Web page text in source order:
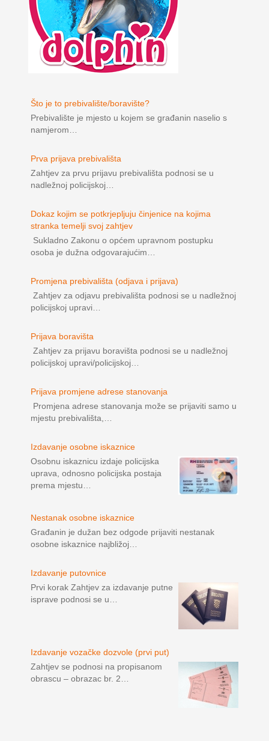
Što je to prebivalište/boravište?
Prebivalište je mjesto u kojem se građanin naselio s
namjerom…
Prva prijava prebivališta
Zahtjev za prvu prijavu prebivališta podnosi se u
nadležnoj policijskoj…
Dokaz kojim se potkrjepljuju činjenice na kojima
stranka temelji svoj zahtjev
Sukladno Zakonu o općem upravnom postupku
osoba je dužna odgovarajućim…
Promjena prebivališta (odjava i prijava)
Zahtjev za odjavu prebivališta podnosi se u nadležnoj
policijskoj upravi…
Prijava boravišta
Zahtjev za prijavu boravišta podnosi se u nadležnoj
policijskoj upravi/policijskoj…
Prijava promjene adrese stanovanja
Promjena adrese stanovanja može se prijaviti samo u
mjestu prebivališta,…
Izdavanje osobne iskaznice
Osobnu iskaznicu izdaje policijska
uprava, odnosno policijska postaja
prema mjestu…
Nestanak osobne iskaznice
Građanin je dužan bez odgode prijaviti nestanak
osobne iskaznice najbližoj…
Izdavanje putovnice
Prvi korak Zahtjev za izdavanje putne
isprave podnosi se u…
Izdavanje vozačke dozvole (prvi put)
Zahtjev se podnosi na propisanom
obrascu – obrazac br. 2…